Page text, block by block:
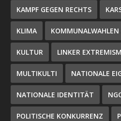
KAMPF GEGEN RECHTS
KLIMA
KULTUR LINKER
MULTIKULTI NATIONALE
NATIONALE IDENTITÄT
POLITISCHE KONKURRENZ